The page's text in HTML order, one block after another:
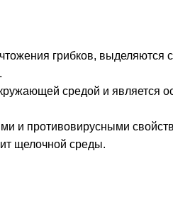
грибков, выделяются
средой и является
и противовирусными
щелочной среды.